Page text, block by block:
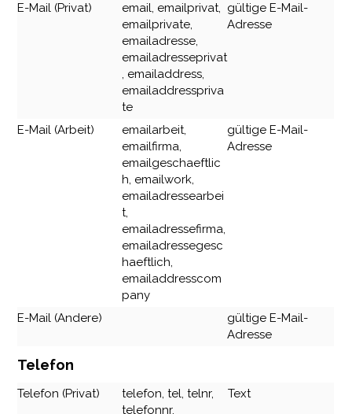
E-Mail (Privat)
email, emailprivat,
emailprivate,
emailadresse,
emailadresseprivat
, emailaddress,
emailaddresspriva
te
gültige E-Mail-
Adresse
E-Mail (Arbeit)
emailarbeit,
emailfirma,
emailgeschaeftlic
h, emailwork,
emailadressearbei
t,
emailadressefirma,
emailadressegesc
haeftlich,
emailaddresscom
pany
gültige E-Mail-
Adresse
E-Mail (Andere)
gültige E-Mail-
Adresse
Telefon
Telefon (Privat)
telefon, tel, telnr,
telefonnr,
Text